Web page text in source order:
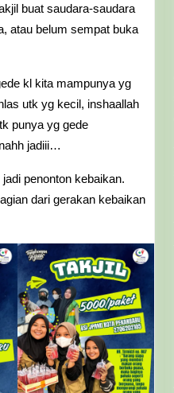
buat saudara-saudara
atau belum sempat buka
kl kita mampunya yg
utk yg kecil, inshaallah
punya yg gede
jadiii…
penonton kebaikan.
dari gerakan kebaikan